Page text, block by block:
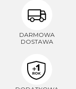
DARMOWA
DOSTAWA